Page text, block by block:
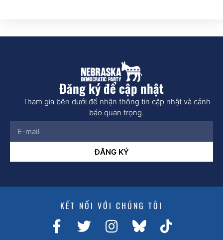
Đăng ký để cập nhật
Tham gia bên dưới để nhận thông tin cập nhật và cảnh
báo quan trọng.
ĐĂNG KÝ
KẾT NỐI VỚI CHÚNG TÔI